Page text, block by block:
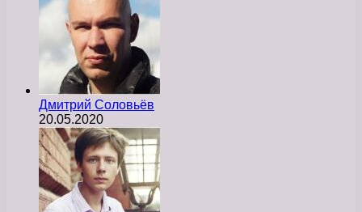
Дмитрий Соловьёв
20.05.2020